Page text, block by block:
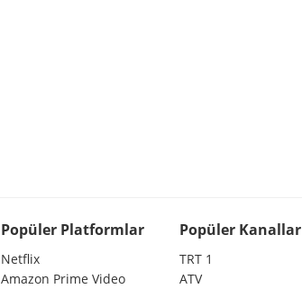
Popüler Platformlar
Netflix
Amazon Prime Video
Popüler Kanallar
TRT 1
ATV